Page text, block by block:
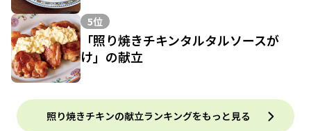
5位
「照り焼きチキンタルタルソースが
け」の献立
照り焼きチキンの献立ランキングをもっと見る